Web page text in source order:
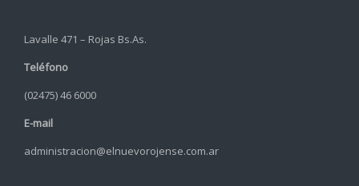
Lavalle 471 – Rojas Bs.As.
Teléfono
(02475) 46 6000
E-mail
administracion@elnuevorojense.com.ar